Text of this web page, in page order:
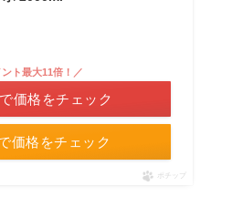
価格をチェック
ント最大11倍！／
価格をチェック
ポチップ